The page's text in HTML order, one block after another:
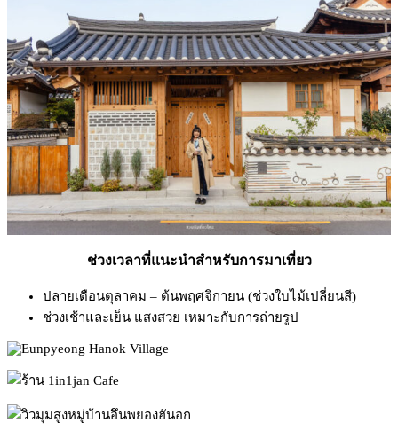
ช่วงเวลาที่แนะนำสำหรับการมาเที่ยว
ปลายเดือนตุลาคม – ต้นพฤศจิกายน (ช่วงใบไม้เปลี่ยนสี)
ช่วงเช้าและเย็น แสงสวย เหมาะกับการถ่ายรูป